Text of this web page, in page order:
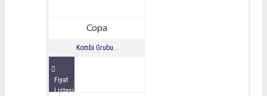
Copa
Kombi Grubu..
Fiyat
Listesini